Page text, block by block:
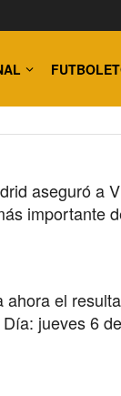
aseguró a
importante
ahora el
jueves 6